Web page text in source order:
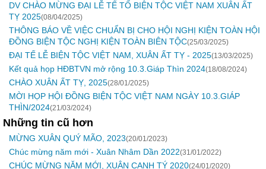
DV CHÀO MỪNG ĐẠI LỄ TẾ TỔ BIỆN TỘC VIỆT NAM XUÂN ẤT
TỴ 2025(08/04/2025)
THÔNG BÁO VỀ VIỆC CHUẨN BỊ CHO HỘI NGHỊ KIỆN TOÀN HỘI
ĐỒNG BIỆN TỘC NGHỊ KIỆN TOÀN BIÊN TỘC(25/03/2025)
ĐẠI TẾ LỄ BIỆN TỘC VIỆT NAM, XUÂN ẤT TỴ - 2025(13/03/2025)
Kết quả họp HĐBTVN mở rộng 10.3.Giáp Thìn 2024(18/08/2024)
CHÀO XUÂN ẤT TỴ, 2025(28/01/2025)
MỜI HỌP HỘI ĐỒNG BIỆN TỘC VIỆT NAM NGÀY 10.3.GIÁP
THÌN/2024(21/03/2024)
Những tin cũ hơn
MỪNG XUÂN QUÝ MÃO, 2023(20/01/2023)
Chúc mừng năm mới - Xuân Nhâm Dần 2022(31/01/2022)
CHÚC MỪNG NĂM MỚI, XUÂN CANH TÝ 2020(24/01/2020)